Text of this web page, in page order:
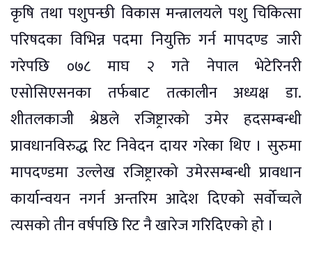
कृषि तथा पशुपन्छी विकास मन्त्रालयले पशु चिकित्सा
परिषदका विभिन्न पदमा नियुक्ति गर्न मापदण्ड जारी
गरेपछि ०७८ माघ २ गते नेपाल भेटेरिनरी
एसोसिएसनका तर्फबाट तत्कालीन अध्यक्ष डा.
शीतलकाजी श्रेष्ठले रजिष्ट्रारको उमेर हदसम्बन्धी
प्रावधानविरुद्ध रिट निवेदन दायर गरेका थिए । सुरुमा
मापदण्डमा उल्लेख रजिष्ट्रारको उमेरसम्बन्धी प्रावधान
कार्यान्वयन नगर्न अन्तरिम आदेश दिएको सर्वोच्चले
त्यसको तीन वर्षपछि रिट नै खारेज गरिदिएको हो ।